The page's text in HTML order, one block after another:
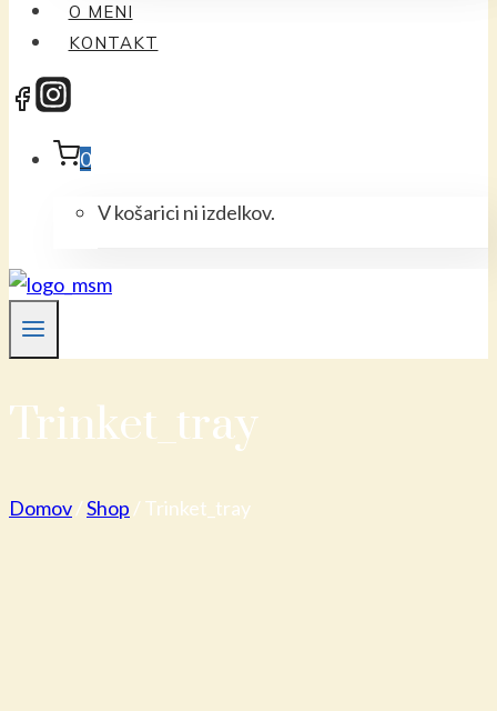
O MENI
KONTAKT
0
V košarici ni izdelkov.
Trinket_tray
Domov/Shop / Trinket_tray